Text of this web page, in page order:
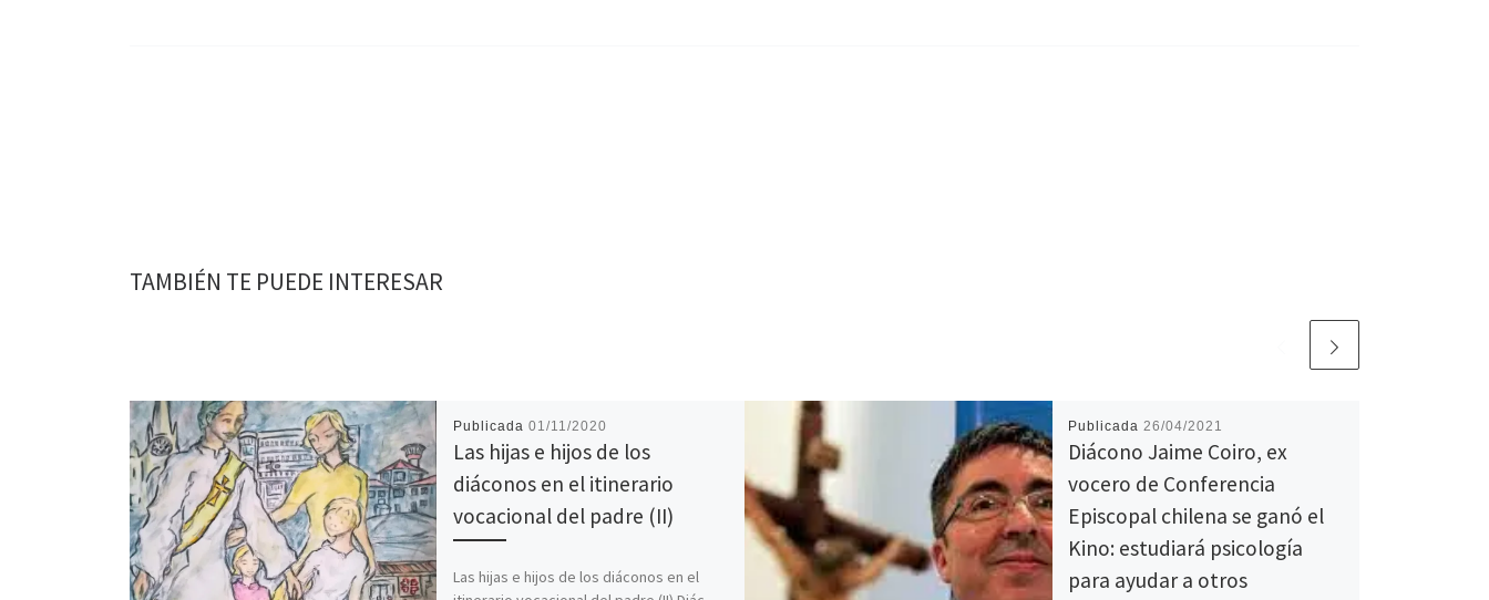
TAMBIÉN TE PUEDE INTERESAR
Publicada 01/11/2020
Las hijas e hijos de los
diáconos en el itinerario
vocacional del padre (II)
Las hijas e hijos de los diáconos en el
Publicada 26/04/2021
Diácono Jaime Coiro, ex
vocero de Conferencia
Episcopal chilena se ganó el
Kino: estudiará psicología
para ayudar a otros